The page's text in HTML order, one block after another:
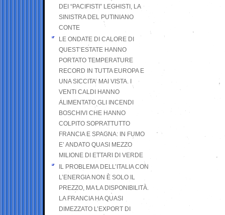
DEI “PACIFISTI” LEGHISTI, LA
SINISTRA DEL PUTINIANO
CONTE
LE ONDATE DI CALORE DI
QUEST’ESTATE HANNO
PORTATO TEMPERATURE
RECORD IN TUTTA EUROPA E
UNA SICCITA’ MAI VISTA. I
VENTI CALDI HANNO
ALIMENTATO GLI INCENDI
BOSCHIVI CHE HANNO
COLPITO SOPRATTUTTO
FRANCIA E SPAGNA: IN FUMO
E’ ANDATO QUASI MEZZO
MILIONE DI ETTARI DI VERDE
IL PROBLEMA DELL’ITALIA CON
L’ENERGIA NON È SOLO IL
PREZZO, MA LA DISPONIBILITÀ.
LA FRANCIA HA QUASI
DIMEZZATO L’EXPORT DI